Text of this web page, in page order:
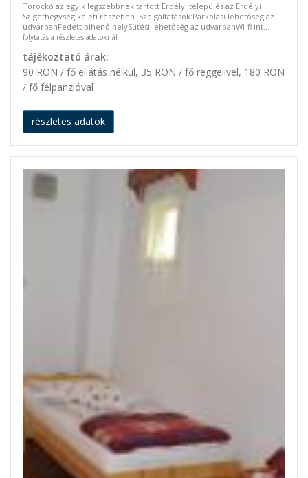
Torockó az egyik legszebbnek tartott Erdélyi település az Erdélyi
Szigethegység keleti részében. Szolgáltatások:Parkolási lehetőség az
udvarbanFedett pihenő helySütési lehetőség az udvarbanWi-fi int...
folytatás a részletes adatoknál
tájékoztató árak:
90 RON / fő ellátás nélkül, 35 RON / fő reggelivel, 180 RON
/ fő félpanzióval
részletes adatok